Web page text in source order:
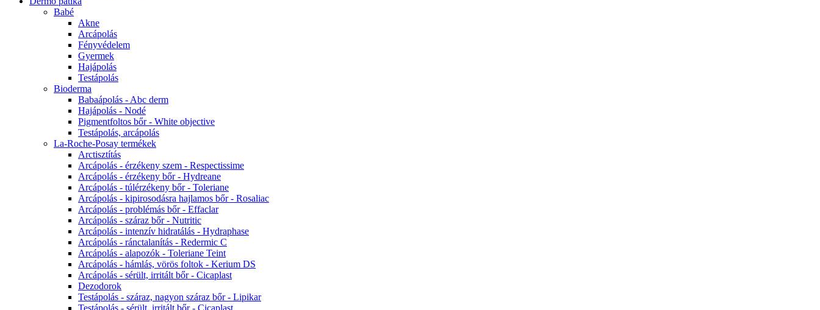
Babé
Akne
Arcápolás
Fényvédelem
Gyermek
Hajápolás
Testápolás
Bioderma
Babaápolás - Abc derm
Hajápolás - Nodé
Pigmentfoltos bőr - White objective
Testápolás, arcápolás
La-Roche-Posay termékek
Arctisztítás
Arcápolás - érzékeny szem - Respectissime
Arcápolás - érzékeny bőr - Hydreane
Arcápolás - túlérzékeny bőr - Toleriane
Arcápolás - kipirosodásra hajlamos bőr - Rosaliac
Arcápolás - problémás bőr - Effaclar
Arcápolás - száraz bőr - Nutritic
Arcápolás - intenzív hidratálás - Hydraphase
Arcápolás - ránctalanítás - Redermic C
Arcápolás - alapozók - Toleriane Teint
Arcápolás - hámlás, vörös foltok - Kerium DS
Arcápolás - sérült, irritált bőr - Cicaplast
Dezodorok
Testápolás - száraz, nagyon száraz bőr - Lipikar
Testápolás - sérült, irritált bőr - Cicaplast